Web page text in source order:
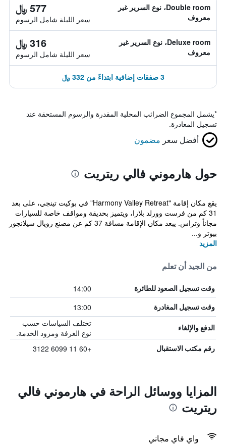
Double room، نوع السرير غير
معروف
577 ﷼
سعر الليلة شامل الرسوم
Deluxe room، نوع السرير غير
معروف
316 ﷼
سعر الليلة شامل الرسوم
3 صفقات إضافية ابتداءً من 332 ﷼
*يشمل المجموع الضرائب المحلية المقدرة والرسوم المستحقة عند
تسجيل المغادرة.
أفضل سعر مضمون
حول هارموني فالي ريتريت
يقع مكان إقامة "Harmony Valley Retreat" في بوكيت تينجي، على بعد
31 كم من فرست وورلد بلازا، ويتميز بحديقة ومواقف خاصة للسيارات
مجاناً وتراس. يبعد مكان الإقامة مسافة 37 كم عن مصنع رويال سيلانجور
بيوتر و...
المزيد
من الجيد أن تعلم
وقت تسجيل الصعود للطائرة 14:00
وقت تسجيل المغادرة 13:00
الدفع والإلغاء
تختلف السياسات حسب
نوع الغرفة ومزود الخدمة.
رقم مكتب الاستقبال +60 11 6099 3122
المزايا ووسائل الراحة في هارموني فالي
ريتريت
واي فاي مجاني